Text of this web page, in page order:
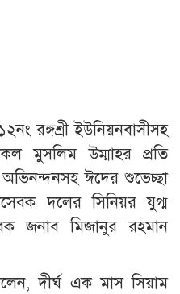
রঙ্গশ্রী ইউনিয়নবাসীসহ
মুসলিম উম্মাহর প্রতি
অভিনন্দনসহ ঈদের শুভেচ্ছা
দলের সিনিয়র যুগ্ম
জনাব মিজানুর রহমান
দীর্ঘ এক মাস সিয়াম